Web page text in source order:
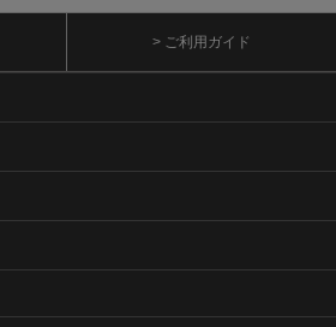
> ご利用ガイド